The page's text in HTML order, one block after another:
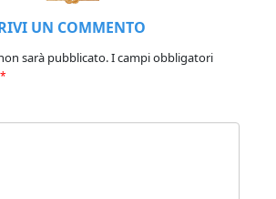
UN COMMENTO
sarà pubblicato.I campi obbligatori
*